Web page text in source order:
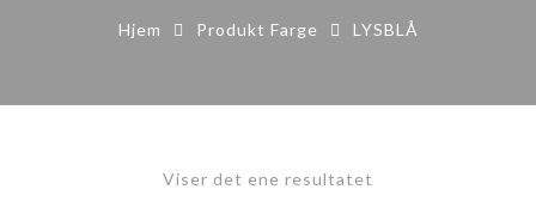
Hjem Produkt Farge LYSBLÅ
Viser det ene resultatet